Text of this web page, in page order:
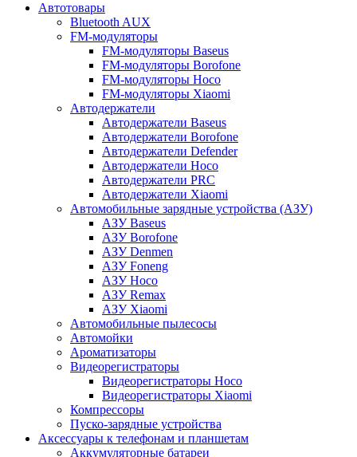
Автотовары
Bluetooth AUX
FM-модуляторы
FM-модуляторы Baseus
FM-модуляторы Borofone
FM-модуляторы Hoco
FM-модуляторы Xiaomi
Автодержатели
Автодержатели Baseus
Автодержатели Borofone
Автодержатели Defender
Автодержатели Hoco
Автодержатели PRC
Автодержатели Xiaomi
Автомобильные зарядные устройства (АЗУ)
АЗУ Baseus
АЗУ Borofone
АЗУ Denmen
АЗУ Foneng
АЗУ Hoco
АЗУ Remax
АЗУ Xiaomi
Автомобильные пылесосы
Автомойки
Ароматизаторы
Видеорегистраторы
Видеорегистраторы Hoco
Видеорегистраторы Xiaomi
Компрессоры
Пуско-зарядные устройства
Аксессуары к телефонам и планшетам
Аккумуляторные батареи